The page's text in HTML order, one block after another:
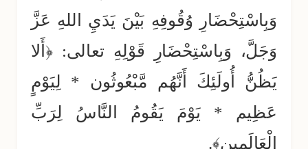
وَبِاسْتِحْضَارِ وُقُوفِهِ بَيْنَ يَدَيِ اللهِ عَزَّ
وَجَلَّ، وَبِاسْتِحْضَارِ قَوْلِهِ تعالى: ﴿أَلا
يَظُنُّ أُولَئِكَ أَنَّهُم مَّبْعُوثُون * لِيَوْمٍ
عَظِيم * يَوْمَ يَقُومُ النَّاسُ لِرَبِّ
الْعَالَمِين﴾.